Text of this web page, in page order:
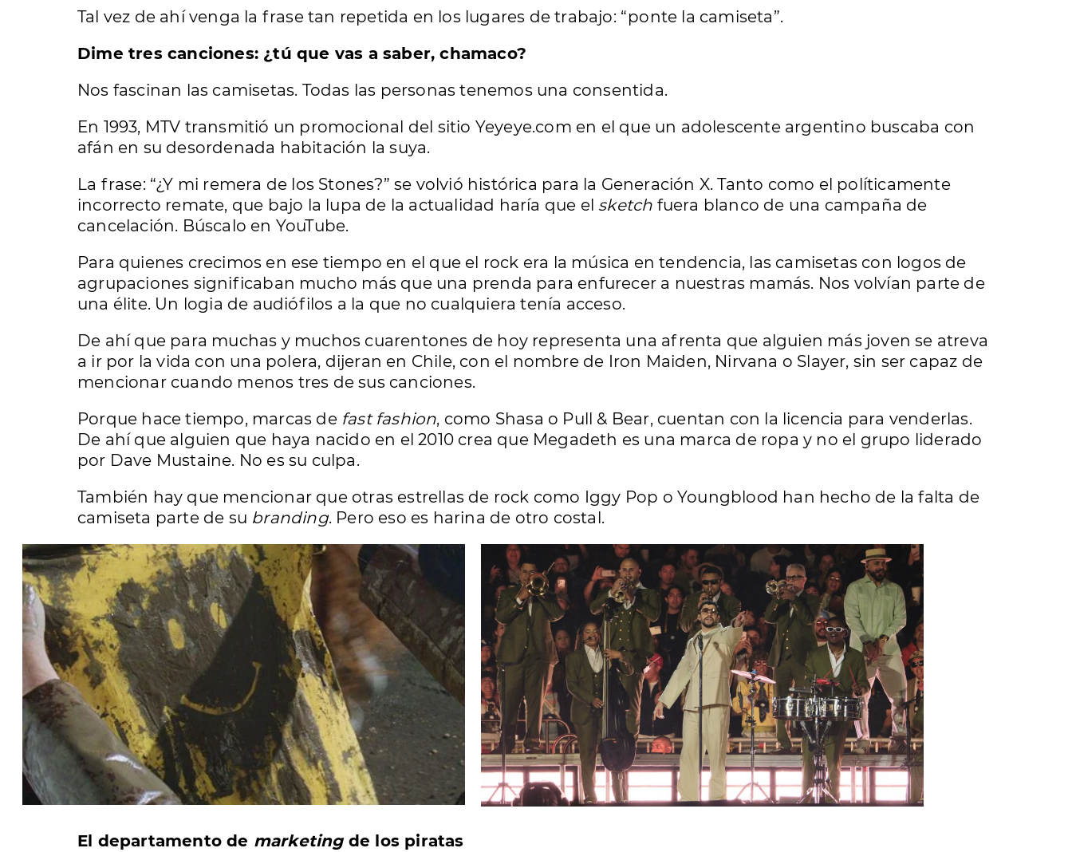
Tal vez de ahí venga la frase tan repetida en los lugares de trabajo: “ponte la camiseta”.
Dime tres canciones: ¿tú que vas a saber, chamaco?
Nos fascinan las camisetas. Todas las personas tenemos una consentida.
En 1993, MTV transmitió un promocional del sitio Yeyeye.com en el que un adolescente argentino buscaba con
afán en su desordenada habitación la suya.
La frase: “¿Y mi remera de los Stones?” se volvió histórica para la Generación X. Tanto como el políticamente
incorrecto remate, que bajo la lupa de la actualidad haría que el sketch fuera blanco de una campaña de
cancelación. Búscalo en YouTube.
Para quienes crecimos en ese tiempo en el que el rock era la música en tendencia, las camisetas con logos de
agrupaciones significaban mucho más que una prenda para enfurecer a nuestras mamás. Nos volvían parte de
una élite. Un logia de audiófilos a la que no cualquiera tenía acceso.
De ahí que para muchas y muchos cuarentones de hoy representa una afrenta que alguien más joven se atreva
a ir por la vida con una polera, dijeran en Chile, con el nombre de Iron Maiden, Nirvana o Slayer, sin ser capaz de
mencionar cuando menos tres de sus canciones.
Porque hace tiempo, marcas de fast fashion, como Shasa o Pull & Bear, cuentan con la licencia para venderlas.
De ahí que alguien que haya nacido en el 2010 crea que Megadeth es una marca de ropa y no el grupo liderado
por Dave Mustaine. No es su culpa.
También hay que mencionar que otras estrellas de rock como Iggy Pop o Youngblood han hecho de la falta de
camiseta parte de su branding. Pero eso es harina de otro costal.
El departamento de marketingde los piratas